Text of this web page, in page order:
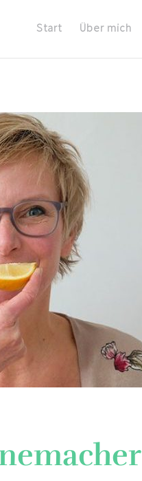
Start Über mich